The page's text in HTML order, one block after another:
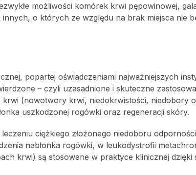
możliwości komórek krwi pępowinowej,
o których ze względu na brak miejsca nie
popartej oświadczeniami najważniejszych
– czyli uzasadnione i skuteczne
(nowotwory krwi, niedokrwistości, niedobory
uszkodzonej rogówki oraz regeneracji skóry.
ciężkiego złożonego niedoboru
nabłonka rogówki, w leukodystrofii
krwi) są stosowane w praktyce klinicznej dzięki